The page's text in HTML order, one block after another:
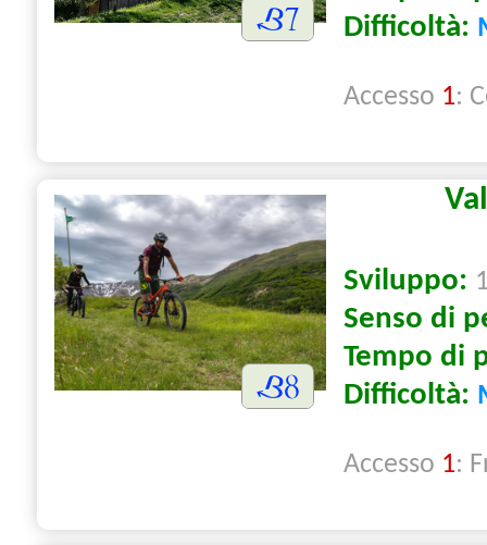
Difficoltà:
Accesso 1:
Sviluppo:
Senso di
Tempo di
Difficoltà:
Accesso 1: